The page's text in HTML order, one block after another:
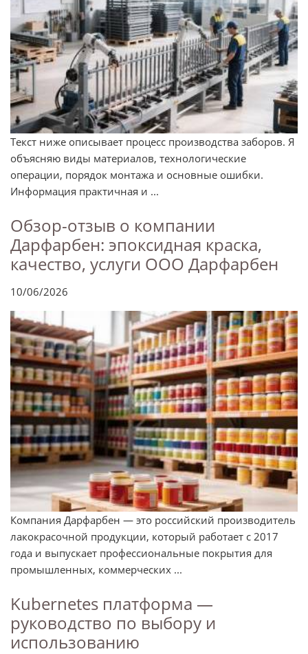
Текст ниже описывает процесс производства заборов. Я
объясняю виды материалов, технологические
операции, порядок монтажа и основные ошибки.
Информация практичная и ...
Обзор-отзыв о компании
Дарфарбен: эпоксидная краска,
качество, услуги ООО Дарфарбен
10/06/2026
Компания Дарфарбен — это российский производитель
лакокрасочной продукции, который работает с 2017
года и выпускает профессиональные покрытия для
промышленных, коммерческих ...
Kubernetes платформа —
руководство по выбору и
использованию